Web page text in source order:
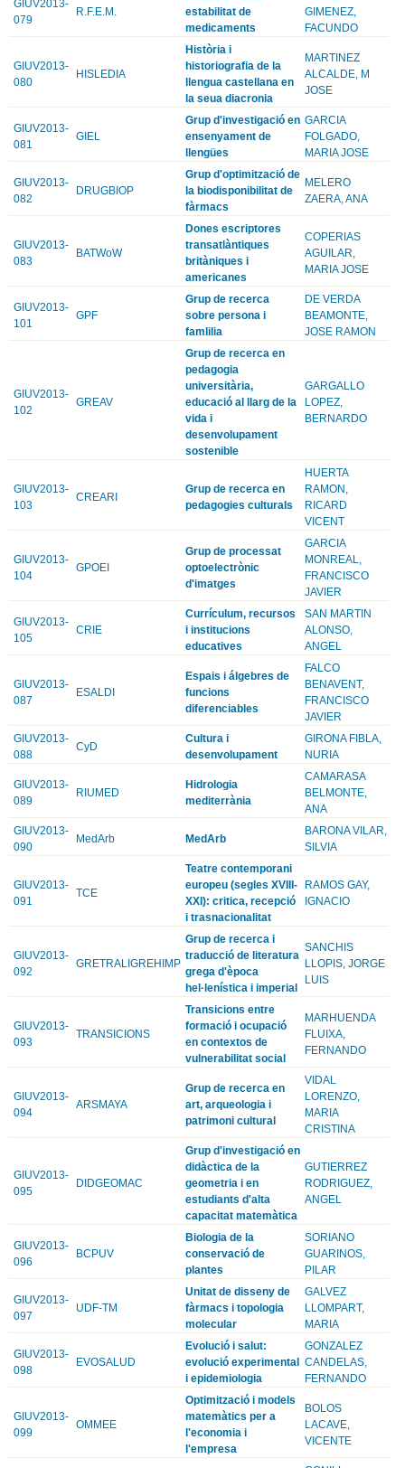
GIUV2013-
079
R.F.E.M.
estabilitat de
medicaments
GIMENEZ,
FACUNDO
GIUV2013-
080
HISLEDIA
Història i
historiografia de la
llengua castellana en
la seua diacronia
MARTINEZ
ALCALDE, M
JOSE
GIUV2013-
081
GIEL
Grup d'investigació en
ensenyament de
llengües
GARCIA
FOLGADO,
MARIA JOSE
GIUV2013-
082
DRUGBIOP
Grup d'optimització de
la biodisponibilitat de
fàrmacs
MELERO
ZAERA, ANA
GIUV2013-
083
BATWoW
Dones escriptores
transatlàntiques
britàniques i
americanes
COPERIAS
AGUILAR,
MARIA JOSE
GIUV2013-
101
GPF
Grup de recerca
sobre persona i
famlilia
DE VERDA
BEAMONTE,
JOSE RAMON
GIUV2013-
102
GREAV
Grup de recerca en
pedagogia
universitària,
educació al llarg de la
vida i
desenvolupament
sostenible
GARGALLO
LOPEZ,
BERNARDO
GIUV2013-
103
CREARI
Grup de recerca en
pedagogies culturals
HUERTA
RAMON,
RICARD
VICENT
GIUV2013-
104
GPOEI
Grup de processat
optoelectrònic
d'imatges
GARCIA
MONREAL,
FRANCISCO
JAVIER
GIUV2013-
105
CRIE
Currículum, recursos
i institucions
educatives
SAN MARTIN
ALONSO,
ANGEL
GIUV2013-
087
ESALDI
Espais i álgebres de
funcions
diferenciables
FALCO
BENAVENT,
FRANCISCO
JAVIER
GIUV2013-
088
CyD
Cultura i
desenvolupament
GIRONA FIBLA,
NURIA
GIUV2013-
089
RIUMED
Hidrologia
mediterrània
CAMARASA
BELMONTE,
ANA
GIUV2013-
090
MedArb MedArb
BARONA VILAR,
SILVIA
GIUV2013-
091
TCE
Teatre contemporani
europeu (segles XVIII-
XXI): critica, recepció
i trasnacionalitat
RAMOS GAY,
IGNACIO
GIUV2013-
092
GRETRALIGREHIMP
Grup de recerca i
traducció de literatura
grega d'època
hel·lenística i imperial
SANCHIS
LLOPIS, JORGE
LUIS
GIUV2013-
093
TRANSICIONS
Transicions entre
formació i ocupació
en contextos de
vulnerabilitat social
MARHUENDA
FLUIXA,
FERNANDO
GIUV2013-
094
ARSMAYA
Grup de recerca en
art, arqueologia i
patrimoni cultural
VIDAL
LORENZO,
MARIA
CRISTINA
GIUV2013-
095
DIDGEOMAC
Grup d'investigació en
didàctica de la
geometria i en
estudiants d'alta
capacitat matemàtica
GUTIERREZ
RODRIGUEZ,
ANGEL
GIUV2013-
096
BCPUV
Biologia de la
conservació de
plantes
SORIANO
GUARINOS,
PILAR
GIUV2013-
097
UDF-TM
Unitat de disseny de
fàrmacs i topologia
molecular
GALVEZ
LLOMPART,
MARIA
GIUV2013-
098
EVOSALUD
Evolució i salut:
evolució experimental
i epidemiologia
GONZALEZ
CANDELAS,
FERNANDO
GIUV2013-
099
OMMEE
Optimització i models
matemàtics per a
l'economia i
l'empresa
BOLOS
LACAVE,
VICENTE